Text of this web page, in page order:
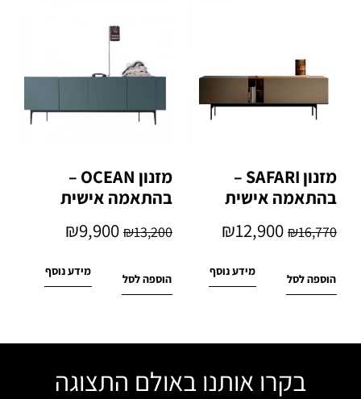
מזנון SAFARI –
בהתאמה אישית
₪16,770
₪12,900
הוספה לסל
מידע נוסף
מזנון OCEAN –
בהתאמה אישית
₪13,200
₪9,900
הוספה לסל
מידע נוסף
בקרו אותנו באולם התצוגה